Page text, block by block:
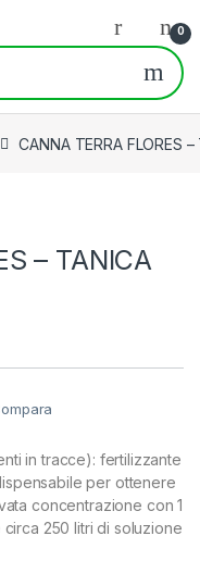
0
CANNA TERRA FLORES –
– TANICA
in tracce): fertilizzante
per ottenere
concentrazione con 1
250 litri di soluzione